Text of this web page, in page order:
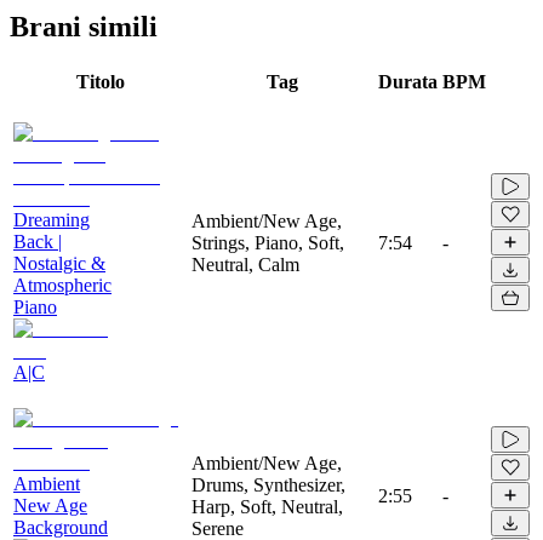
Brani simili
Titolo Tag Durata BPM
Dreaming
Back |
Nostalgic &
Atmospheric
Piano
A|C
Ambient/New Age,
Strings, Piano, Soft,
Neutral, Calm
7:54 -
Ambient
New Age
Background
Ambient/New Age,
Drums, Synthesizer,
Harp, Soft, Neutral,
Serene
2:55 -